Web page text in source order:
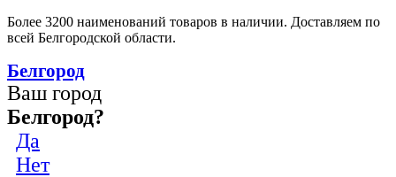
Более 3200 наименований товаров в наличии. Доставляем по
всей Белгородской области.
Белгород
Ваш город
Белгород?
Да
Нет